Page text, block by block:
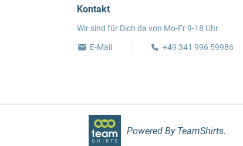
Kontakt
Wir sind für Dich da von Mo-Fr 9-18 Uhr
E-Mail
+49 341 996 59986
Powered By TeamShirts.